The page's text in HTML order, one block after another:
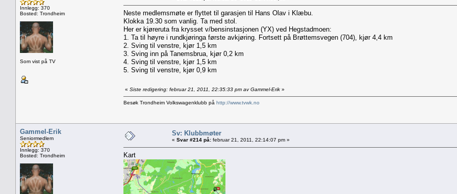
Innlegg: 370
Bosted: Trondheim
Som vist på TV
Neste medlemsmøte er flyttet til garasjen til Hans Olav i Klæbu.
Klokka 19.30 som vanlig. Ta med stol.
Her er kjøreruta fra krysset v/bensinstasjonen (YX) ved Hegstadmoen:
1. Ta til høyre i rundkjøringa første avkjøring. Fortsett på Brøttemsvegen (704), kjør 4,4 km
2. Sving til venstre, kjør 1,5 km
3. Sving inn på Tanemsbrua, kjør 0,2 km
4. Sving til venstre, kjør 1,5 km
5. Sving til venstre, kjør 0,9 km
« Siste redigering: februar 21, 2011, 22:35:33 pm av Gammel-Erik »
Besøk Trondheim Volkswagenklubb på http://www.tvwk.no
Gammel-Erik
Seniormedlem
Innlegg: 370
Bosted: Trondheim
Sv: Klubbmøter
« Svar #214 på: februar 21, 2011, 22:14:07 pm »
Kart